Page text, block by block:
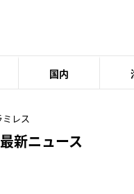
国内
ミレス
新ニュース